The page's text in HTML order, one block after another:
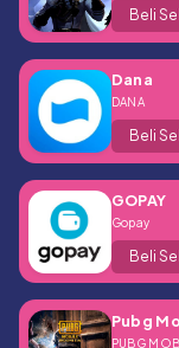
Beli
Dana
DANA
Beli
GOPAY
Gopay
Beli
Pubg
PUBG